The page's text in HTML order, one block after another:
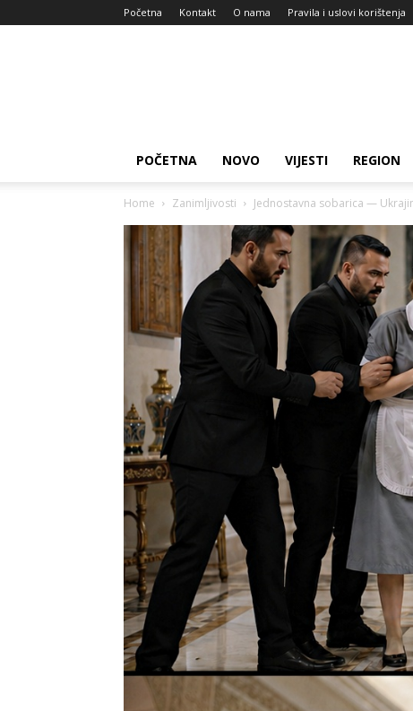
Početna Kontakt O nama Pravila i uslovi korištenja
POČETNA NOVO VIJESTI REGION
Home Zanimljivosti Jednostavna sobarica —